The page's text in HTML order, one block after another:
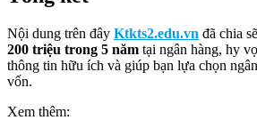
Nội dung trên đây Ktkts2.edu.vn đã chia
200 triệu trong 5 năm tại ngân hàng, hy
thông tin hữu ích và giúp bạn lựa chọn
vốn.
Xem thêm: